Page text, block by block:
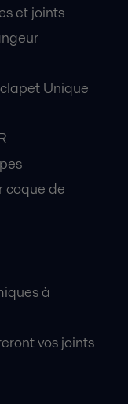
et joints
Unique
coque de
à
vos joints